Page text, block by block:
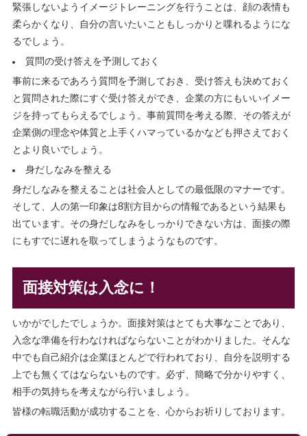
緊張しないようイメージトレーニングを行うことは、顔の表情も
柔らかくなり、自分の言いたいこともしっかりと喋れるようにな
るでしょう。
質問の受け答えを予測しておく
事前に来るであろう質問を予測しておき、受け答えも決めておく
と質問された際にすぐ受け答えができ、企業の方にもいいイメー
ジを持ってもらえるでしょう。事前質問を考える際、その答えが
企業側の理念や体質と上手くハマっているかなども押さえておく
とより良いでしょう。
身だしなみを整える
身だしなみを整えることは社会人としての最低限のマナーです。
そして、人の第一印象は8割方目からの情報であるという結果も
出ています。その身だしなみをしっかりできない方は、面接の際
にもすでに遅れを取ってしまうようなものです。
面接対策は入念に！
いかがでしたでしょうか。面接対策はとても大事なことであり、
入念な準備を行わなければならないことがわかりました。そんな
中でも自己紹介は企業ほとんどで行われており、自分を説明する
上でも無くてはならないものです。必ず、簡略で分かりやすく、
相手の気持ちを考えながら行いましょう。
皆様の転職活動が成功することを、心からお祈りしております。